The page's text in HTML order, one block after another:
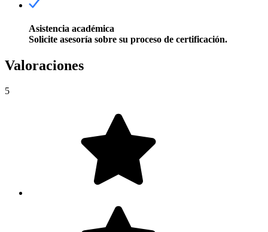
Asistencia académica
Solicite asesoría sobre su proceso de certificación.
Valoraciones
5